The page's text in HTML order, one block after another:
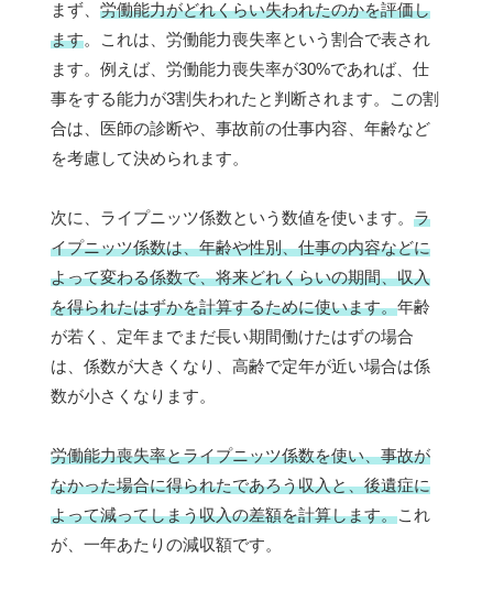
まず、 労働能力がどれくらい失われたのかを評価し
ます。これは、労働能力喪失率という割合で表され
ます。例えば、労働能力喪失率が30%であれば、仕
事をする能力が3割失われたと判断されます。この割
合は、医師の診断や、事故前の仕事内容、年齢など
を考慮して決められます。
次に、ライプニッツ係数という数値を使います。 ラ
イプニッツ係数は、年齢や性別、仕事の内容などに
よって変わる係数で、将来どれくらいの期間、収入
を得られたはずかを計算するために使います。年齢
が若く、定年までまだ長い期間働けたはずの場合
は、係数が大きくなり、高齢で定年が近い場合は係
数が小さくなります。
労働能力喪失率とライプニッツ係数を使い、事故が
なかった場合に得られたであろう収入と、後遺症に
よって減ってしまう収入の差額を計算します。これ
が、一年あたりの減収額です。